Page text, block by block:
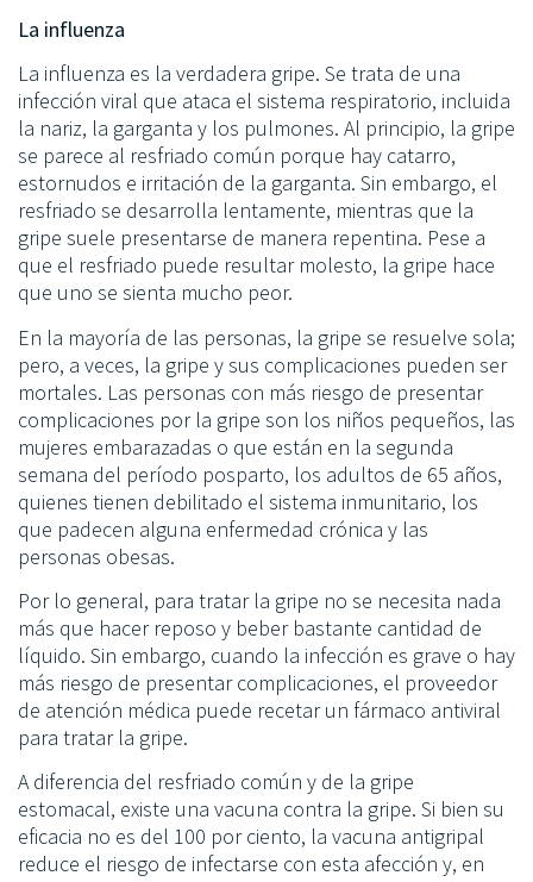
La influenza
La influenza es la verdadera gripe. Se trata de una
infección viral que ataca el sistema respiratorio, incluida
la nariz, la garganta y los pulmones. Al principio, la gripe
se parece al resfriado común porque hay catarro,
estornudos e irritación de la garganta. Sin embargo, el
resfriado se desarrolla lentamente, mientras que la
gripe suele presentarse de manera repentina. Pese a
que el resfriado puede resultar molesto, la gripe hace
que uno se sienta mucho peor.
En la mayoría de las personas, la gripe se resuelve sola;
pero, a veces, la gripe y sus complicaciones pueden ser
mortales. Las personas con más riesgo de presentar
complicaciones por la gripe son los niños pequeños, las
mujeres embarazadas o que están en la segunda
semana del período posparto, los adultos de 65 años,
quienes tienen debilitado el sistema inmunitario, los
que padecen alguna enfermedad crónica y las
personas obesas.
Por lo general, para tratar la gripe no se necesita nada
más que hacer reposo y beber bastante cantidad de
líquido. Sin embargo, cuando la infección es grave o hay
más riesgo de presentar complicaciones, el proveedor
de atención médica puede recetar un fármaco antiviral
para tratar la gripe.
A diferencia del resfriado común y de la gripe
estomacal, existe una vacuna contra la gripe. Si bien su
eficacia no es del 100 por ciento, la vacuna antigripal
reduce el riesgo de infectarse con esta afección y, en